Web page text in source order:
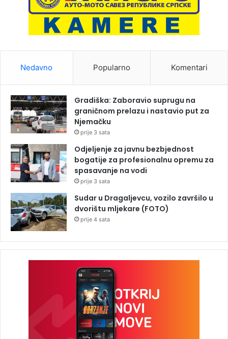
Nedavno Popularno Komentari
Gradiška: Zaboravio suprugu na
graničnom prelazu i nastavio put za
Njemačku
prije 3 sata
Odjeljenje za javnu bezbjednost
bogatije za profesionalnu opremu za
spasavanje na vodi
prije 3 sata
Sudar u Dragaljevcu, vozilo završilo u
dvorištu mljekare (FOTO)
prije 4 sata